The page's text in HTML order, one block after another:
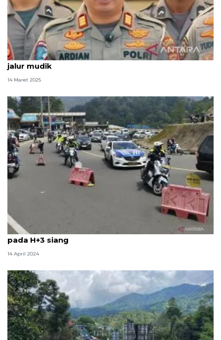
Polres Cianjur tak rekomendasikan Puncak II untuk
jalur mudik
14 Maret 2025
Polisi terapkan satu arah dari Puncak ke Jakarta
pada H+3 siang
14 April 2024